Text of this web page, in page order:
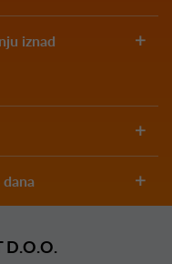
iznad
D.O.O.